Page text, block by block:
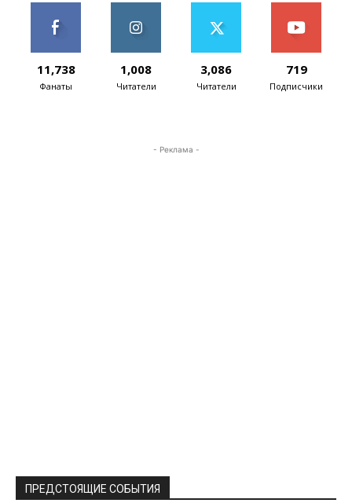
11,738
Фанаты
1,008
Читатели
3,086
Читатели
719
Подписчики
- Реклама -
ПРЕДСТОЯЩИЕ СОБЫТИЯ